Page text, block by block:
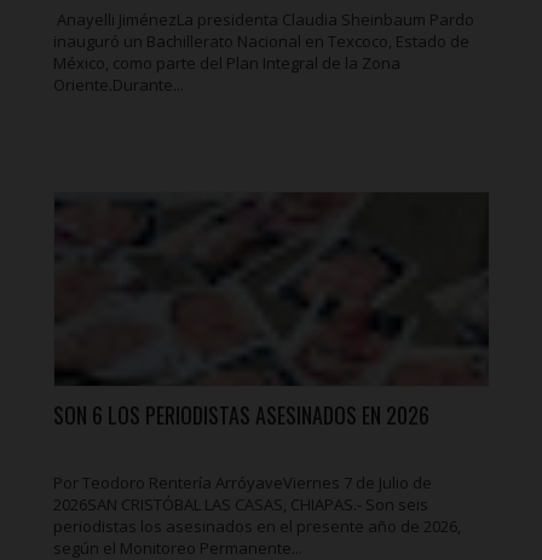
Anayelli JiménezLa presidenta Claudia Sheinbaum Pardo
inauguró un Bachillerato Nacional en Texcoco, Estado de
México, como parte del Plan Integral de la Zona
Oriente.Durante...
SON 6 LOS PERIODISTAS ASESINADOS EN 2026
Por Teodoro Rentería ArróyaveViernes 7 de Julio de
2026SAN CRISTÓBAL LAS CASAS, CHIAPAS.- Son seis
periodistas los asesinados en el presente año de 2026,
según el Monitoreo Permanente...